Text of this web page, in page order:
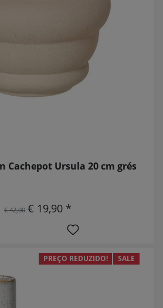
Cachepot Ursula 20 cm grés
€ 42,00 € 19,90 *
PREÇO REDUZIDO! SALE